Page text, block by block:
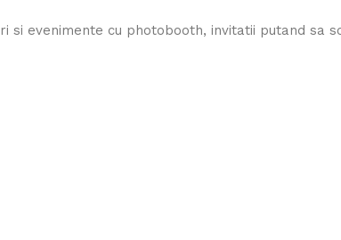
evenimente cu photobooth, invitatii putand sa